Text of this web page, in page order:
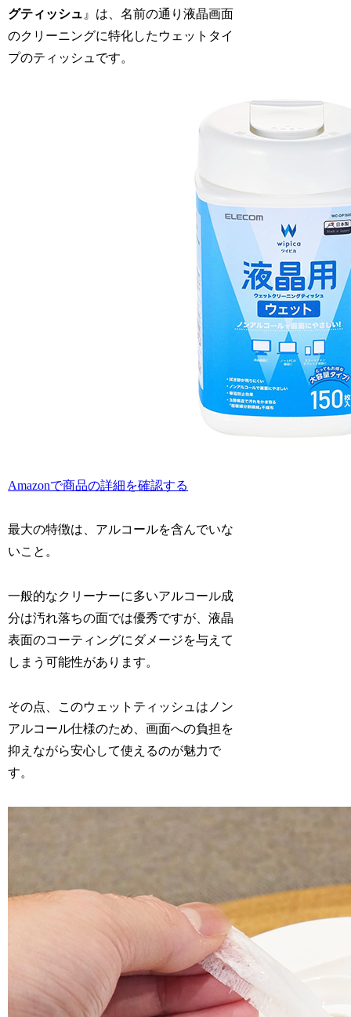
グティッシュ 』は、名前の通り液晶画面
のクリーニングに特化したウェットタイ
プのティッシュです。
Amazonで商品の詳細を確認する
最大の特徴は、アルコールを含んでいな
いこと。
一般的なクリーナーに多いアルコール成
分は汚れ落ちの面では優秀ですが、液晶
表面のコーティングにダメージを与えて
しまう可能性があります。
その点、このウェットティッシュはノン
アルコール仕様のため、画面への負担を
抑えながら安心して使えるのが魅力で
す。